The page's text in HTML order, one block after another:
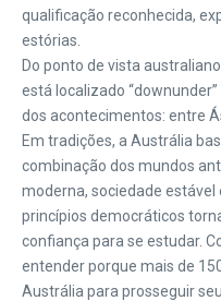
qualificação reconhecida,
estórias.
Do ponto de vista
está localizado
dos acontecimentos: entre
Em tradições, a Austrália
combinação dos mundos
moderna, sociedade
princípios democráticos
confiança para se estudar.
entender porque mais de
Austrália para prosseguir